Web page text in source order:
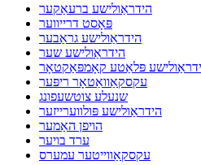
הידראַולישע ברעאַקער
פּאָסט דרייווער
הידראַולישע גראַבער
הידראַולישע שער
פּלאַטע קאָמפּאַקטאָר
עקסקאַוואַטאָר ריפּער
שנעלע צוטשעפונג
הידראַולישע פּולווערייזער
הויפן האַמער
ערד בויער
עקסקאַווייטער עמערס